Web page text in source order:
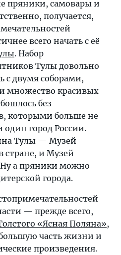
пряники, самовары и
получается,
всего начать с её
. Набор
Тулы довольно
с двумя соборами,
множество красивых
без
которыми больше не
один город России.
Тулы — Музей
стране, и Музей
Ну а пряники можно
города.
— прежде всего,
«Ясная Поляна»,
часть жизни и
произведения.